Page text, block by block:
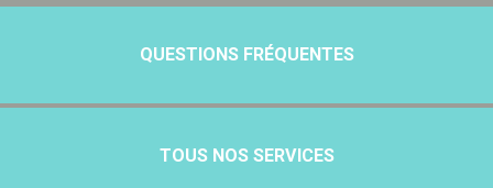
QUESTIONS FRÉQUENTES
TOUS NOS SERVICES